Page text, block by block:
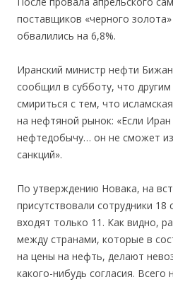
поставщиков «черного
обвалились на 6,8%.
Иранский министр нефти
сообщил в субботу, что
смириться с тем, что
на нефтяной рынок: «Если
нефтедобычу… он не сможет
санкций».
По утверждению Новака, на
присутствовали сотрудники 18
входят только 11. Как видно,
между странами, которые в
на цены на нефть, делают
какого-нибудь согласия. Всего